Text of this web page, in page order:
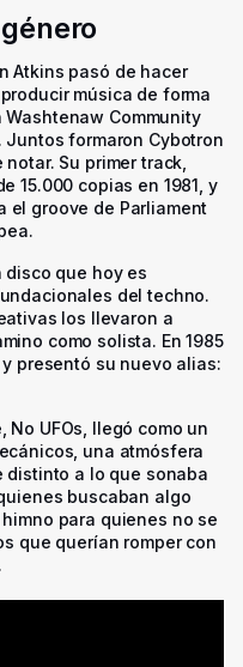
Atkins pasó de hacer
música de forma
Community
Juntos formaron Cybotron
Su primer track,
15.000 copias en 1981, y
el groove de Parliament
disco que hoy es
del techno.
los llevaron a
como solista. En 1985
presentó su nuevo alias:
No UFOs, llegó como un
una atmósfera
a lo que sonaba
buscaban algo
para quienes no se
que querían romper con